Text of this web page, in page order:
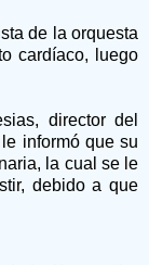
de la orquesta
cardíaco, luego
director del
informó que su
la cual se le
debido a que